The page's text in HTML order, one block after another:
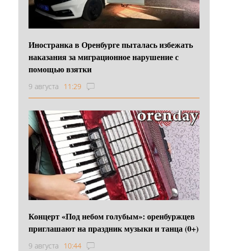
Иностранка в Оренбурге пыталась избежать
наказания за миграционное нарушение с
помощью взятки
9 августа 11:29
Концерт «Под небом голубым»: оренбуржцев
приглашают на праздник музыки и танца (0+)
9 августа 10:44